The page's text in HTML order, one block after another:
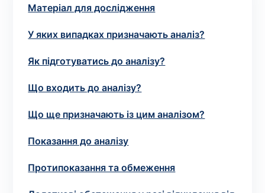
Матеріал для дослідження
У яких випадках призначають аналіз?
Як підготуватись до аналізу?
Що входить до аналізу?
Що ще призначають із цим аналізом?
Показання до аналізу
Протипоказання та обмеження
виконує лікар – необхідийзапис до фахівця
Аналіз вдома
Зберегти
Ваше ім'я